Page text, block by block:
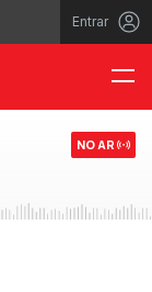
Entrar
NO AR